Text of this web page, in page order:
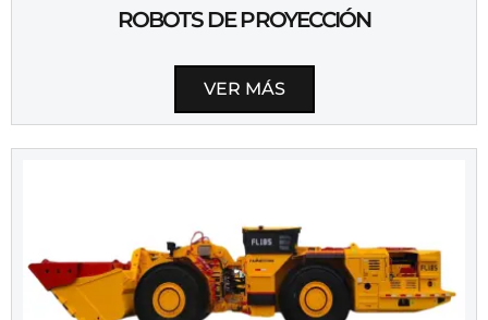
ROBOTS DE PROYECCIÓN
VER MÁS